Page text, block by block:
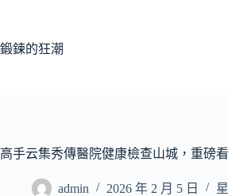
主
鍛鍊的狂潮
高手云集秀傳醫院健康檢查山城，重磅
admin 2026 年 2 月 5 日